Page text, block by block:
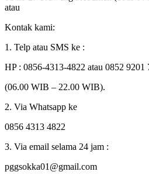
atau
Kontak kami:
1. Telp atau SMS ke :
HP : 0856-4313-4822 atau 0852 9201
(06.00 WIB – 22.00 WIB).
2. Via Whatsapp ke
0856 4313 4822
3. Via email selama 24 jam :
pggsokka01@gmail.com